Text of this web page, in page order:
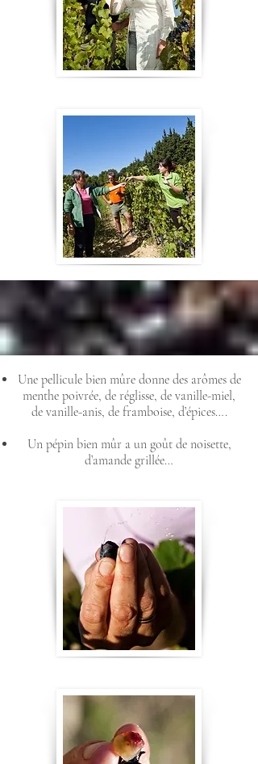
Une pellicule bien mûre donne des arômes de
menthe poivrée, de réglisse, de vanille-miel,
de vanille-anis, de framboise, d’épices….
Un pépin bien mûr a un goût de noisette,
d’amande grillée…